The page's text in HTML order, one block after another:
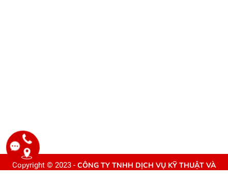
Copyright © 2023 - CÔNG TY TNHH DỊCH VỤ KỸ THUẬT VÀ